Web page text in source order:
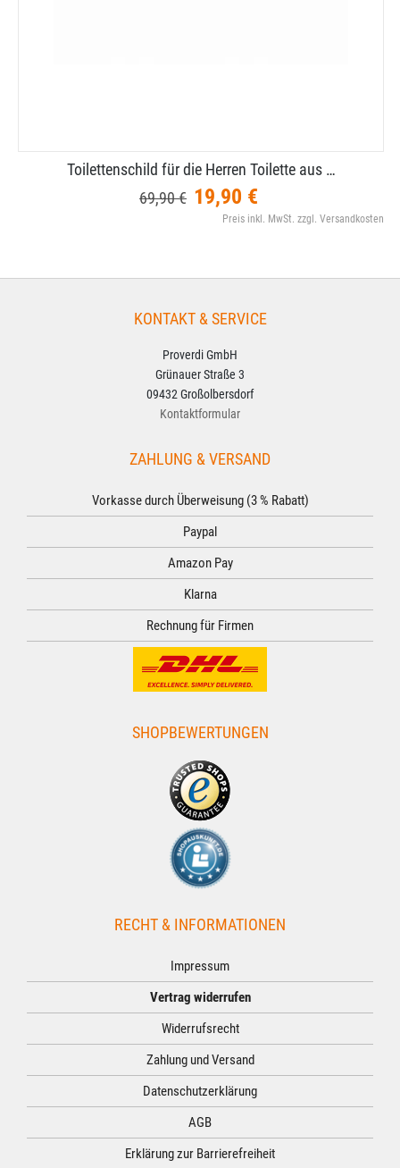
Toilettenschild für die Herren Toilette aus …
69,90 € 19,90 €
Preis inkl. MwSt. zzgl. Versandkosten
KONTAKT & SERVICE
Proverdi GmbH
Grünauer Straße 3
09432 Großolbersdorf
Kontaktformular
ZAHLUNG & VERSAND
Vorkasse durch Überweisung (3 % Rabatt)
Paypal
Amazon Pay
Klarna
Rechnung für Firmen
SHOPBEWERTUNGEN
RECHT & INFORMATIONEN
Impressum
Vertrag widerrufen
Widerrufsrecht
Zahlung und Versand
Datenschutzerklärung
AGB
Erklärung zur Barrierefreiheit